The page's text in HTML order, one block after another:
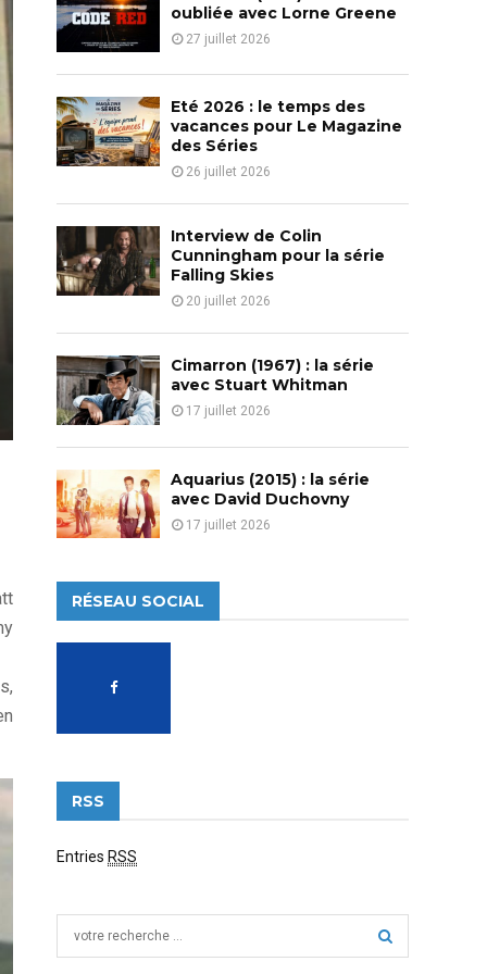
o
r
:
C
H
oubliée avec Lorne Greene
27 juillet 2026
Eté 2026 : le temps des
vacances pour Le Magazine
des Séries
26 juillet 2026
Interview de Colin
Cunningham pour la série
Falling Skies
20 juillet 2026
Cimarron (1967) : la série
avec Stuart Whitman
17 juillet 2026
Aquarius (2015) : la série
avec David Duchovny
17 juillet 2026
RÉSEAU SOCIAL
RSS
Entries RSS